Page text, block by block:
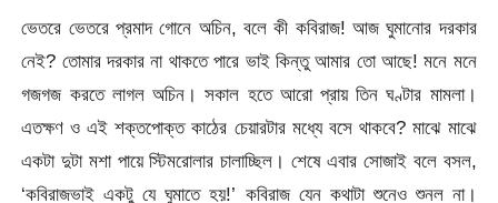
ভেতরে ভেতরে প্রমাদ গোনে অচিন, বলে কী কবিরাজ! আজ ঘুমানোর দরকার
নেই? তোমার দরকার না থাকতে পারে ভাই কিন্তু আমার তো আছে! মনে মনে
গজগজ করতে লাগল অচিন। সকাল হতে আরো প্রায় তিন ঘণ্টার মামলা।
এতক্ষণ ও এই শক্তপোক্ত কাঠের চেয়ারটার মধ্যে বসে থাকবে? মাঝে মাঝে
একটা দুটা মশা পায়ে স্টিমরোলার চালাচ্ছিল। শেষে এবার সোজাই বলে বসল,
‘কবিরাজভাই একটু যে ঘুমাতে হয়!’ কবিরাজ যেন কথাটা শুনেও শুনল না।